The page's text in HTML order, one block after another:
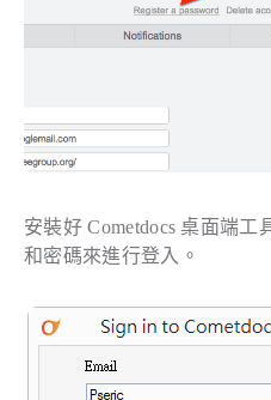
安裝好 Cometdocs 桌面端工
和密碼來進行登入。